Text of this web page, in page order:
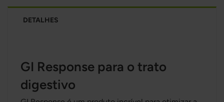
DETALHES
GI Response para o trato
digestivo